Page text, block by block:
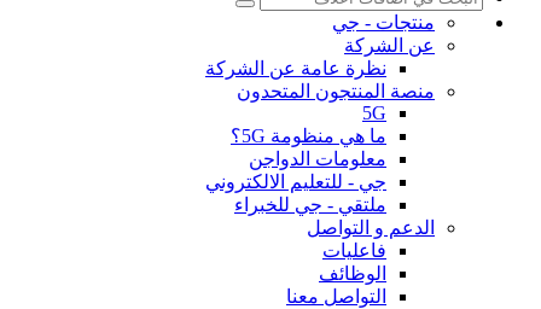
منتجات - جي
عن الشركة
نظرة عامة عن الشركة
منصة المنتجون المتحدون
5G
ما هي منظومة 5G؟
معلومات الدواجن
جي - للتعليم الالكتروني
ملتقي - جي للخبراء
الدعم و التواصل
فاعليات
الوظائف
التواصل معنا